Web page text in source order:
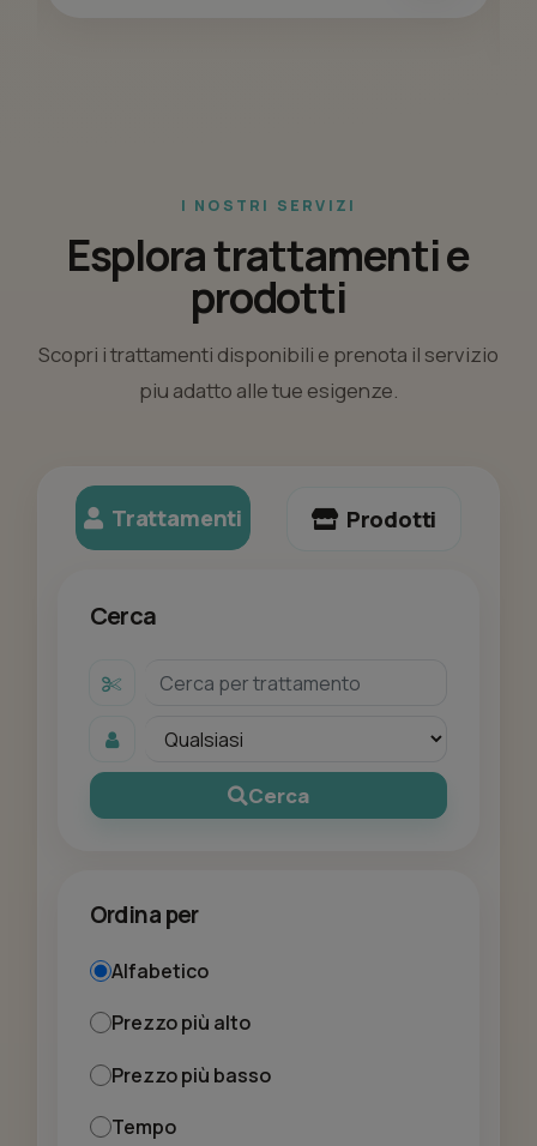
I NOSTRI SERVIZI
Esplora trattamenti e
prodotti
Scopri i trattamenti disponibili e prenota il servizio
piu adatto alle tue esigenze.
Trattamenti Prodotti
Cerca
Cerca
Ordina per
Alfabetico
Prezzo più alto
Prezzo più basso
Tempo